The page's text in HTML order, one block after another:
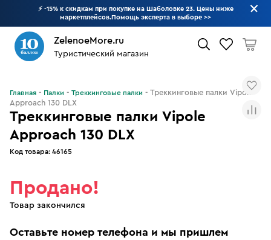
⚡ -15% к скидкам при покупке на Шаболовке 23. Цены ниже
маркетплейсов.Помощь эксперта в выборе >>
ZelenoeMore.ru
Туристический магазин
Треккинговые палки Vipole
Approach 130 DLX
Код товара: 46165
Главная Палки Треккинговые палки
Треккинговые палки Vipole
Approach 130 DLX
Продано!
Товар закончился
Оставьте номер телефона и мы пришлем